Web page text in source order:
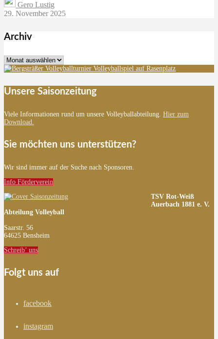
Gero Lustig
29. November 2025
Archiv
Archiv
Unsere Saisonzeitung
Viele Informationen rund um unsere Volleyballabteilung. Hier zum
Download.
Sie möchten uns unterstützen?
Wir sind immer auf der Suche nach Sponsoren.
Info Förderverein
TSV Rot-Weiß
Auerbach 1881 e. V.
Abteilung Volleyball
Saarstr. 56
64625 Bensheim
Schreib’ uns
Folgt uns auf
facebook
instagram